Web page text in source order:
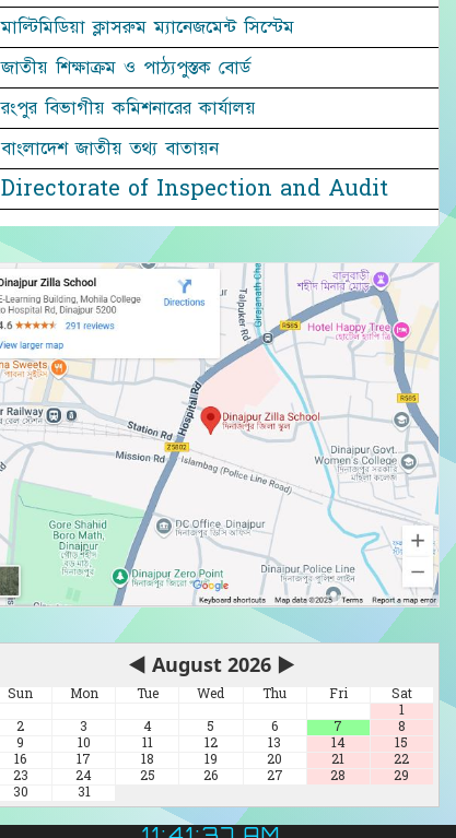
মাল্টিমিডিয়া ক্লাসরুম ম্যানেজমেন্ট সিস্টেম
জাতীয় শিক্ষাক্রম ও পাঠ্যপুস্তক বোর্ড
রংপুর বিভাগীয় কমিশনারের কার্যালয়
বাংলাদেশ জাতীয় তথ্য বাতায়ন
Directorate of Inspection and Audit
◀ August 2026 ▶
Sun Mon Tue Wed Thu Fri
Sat
1
2
3 4 5 6 7
8
9
10 11 12 13 14
15
16
17 18 19 20 21
22
23
24 25 26 27 28
29
30
31